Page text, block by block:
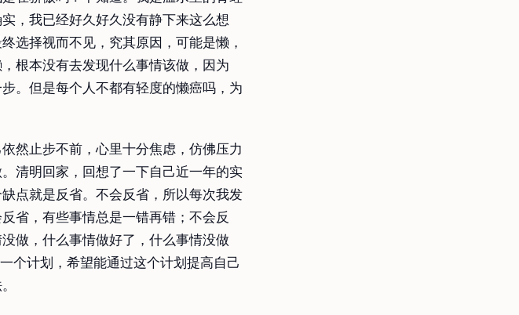
，我已经好久好久没有静下来这么想
选择视而不见，究其原因，可能是懒，
根本没有去发现什么事情该做，因为
。但是每个人不都有轻度的懒癌吗，为
然止步不前，心里十分焦虑，仿佛压力
清明回家，回想了一下自己近一年的实
点就是反省。不会反省，所以每次我发
省，有些事情总是一错再错；不会反
做，什么事情做好了，什么事情没做
个计划，希望能通过这个计划提高自己